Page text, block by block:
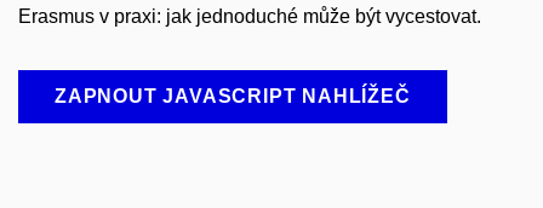
Erasmus v praxi: jak jednoduché může být vycestovat.
ZAPNOUT JAVASCRIPT NAHLÍŽEČ